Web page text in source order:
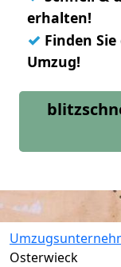
erhalten!
✓ Finden
Umzug!
Osterwieck